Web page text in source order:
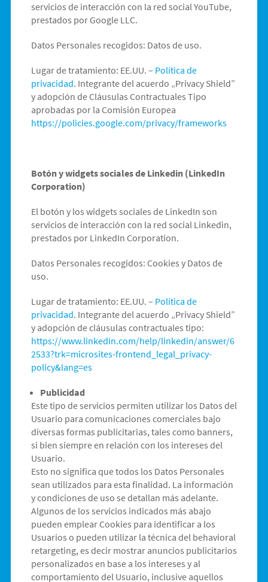
servicios de interacción con la red social YouTube,
prestados por Google LLC.
Datos Personales recogidos: Datos de uso.
Lugar de tratamiento: EE.UU. – Política de
privacidad. Integrante del acuerdo „Privacy Shield”
y adopción de Cláusulas Contractuales Tipo
aprobadas por la Comisión Europea
https://policies.google.com/privacy/frameworks
Botón y widgets sociales de Linkedin (LinkedIn
Corporation)
El botón y los widgets sociales de LinkedIn son
servicios de interacción con la red social Linkedin,
prestados por LinkedIn Corporation.
Datos Personales recogidos: Cookies y Datos de
uso.
Lugar de tratamiento: EE.UU. – Política de
privacidad. Integrante del acuerdo „Privacy Shield”
y adopción de cláusulas contractuales tipo:
https://www.linkedin.com/help/linkedin/answer/6
2533?trk=microsites-frontend_legal_privacy-
policy&lang=es
Publicidad
Este tipo de servicios permiten utilizar los Datos del
Usuario para comunicaciones comerciales bajo
diversas formas publicitarias, tales como banners,
si bien siempre en relación con los intereses del
Usuario.
Esto no significa que todos los Datos Personales
sean utilizados para esta finalidad. La información
y condiciones de uso se detallan más adelante.
Algunos de los servicios indicados más abajo
pueden emplear Cookies para identificar a los
Usuarios o pueden utilizar la técnica del behavioral
retargeting, es decir mostrar anuncios publicitarios
personalizados en base a los intereses y al
comportamiento del Usuario, inclusive aquellos